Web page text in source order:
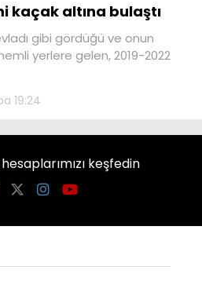
kaçak altına bulaştı
evladı gibi gördüğü ve onun
yerlere gelen, 2019-2022
19:24
keşfedin